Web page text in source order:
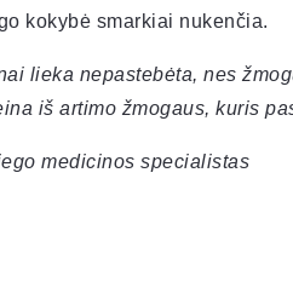
kokybė smarkiai nukenčia.
lieka nepastebėta, nes
iš artimo žmogaus, kuris
medicinos specialistas